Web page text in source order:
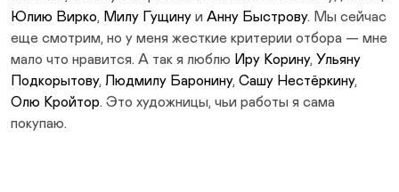
Юлию Вирко, Милу Гущину и Анну Быстрову. Мы сейчас
еще смотрим, но у меня жесткие критерии отбора — мне
мало что нравится. А так я люблю Иру Корину, Ульяну
Подкорытову, Людмилу Баронину, Сашу Нестёркину,
Олю Кройтор. Это художницы, чьи работы я сама
покупаю.